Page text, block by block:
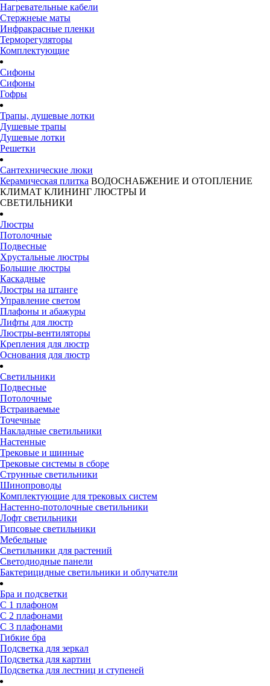
Нагревательные кабели
Стержнеые маты
Инфракрасные пленки
Терморегуляторы
Комплектующие
Сифоны
Сифоны
Гофры
Трапы, душевые лотки
Душевые трапы
Душевые лотки
Решетки
Сантехнические люки
Керамическая плитка ВОДОСНАБЖЕНИЕ И ОТОПЛЕНИЕ
КЛИМАТ КЛИНИНГ ЛЮСТРЫ И
СВЕТИЛЬНИКИ
Люстры
Потолочные
Подвесные
Хрустальные люстры
Большие люстры
Каскадные
Люстры на штанге
Управление светом
Плафоны и абажуры
Лифты для люстр
Люстры-вентиляторы
Крепления для люстр
Основания для люстр
Светильники
Подвесные
Потолочные
Встраиваемые
Точечные
Накладные светильники
Настенные
Трековые и шинные
Трековые системы в сборе
Струнные светильники
Шинопроводы
Комплектующие для трековых систем
Настенно-потолочные светильники
Лофт светильники
Гипсовые светильники
Мебельные
Светильники для растений
Светодиодные панели
Бактерицидные светильники и облучатели
Бра и подсветки
С 1 плафоном
С 2 плафонами
С 3 плафонами
Гибкие бра
Подсветка для зеркал
Подсветка для картин
Подсветка для лестниц и ступеней